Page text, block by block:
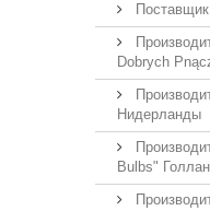
Dobrych
Нидерланды
Bulbs"